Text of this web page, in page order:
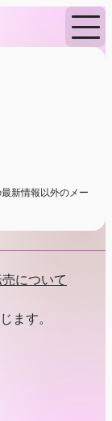
新情報以外のメー
について
ます。